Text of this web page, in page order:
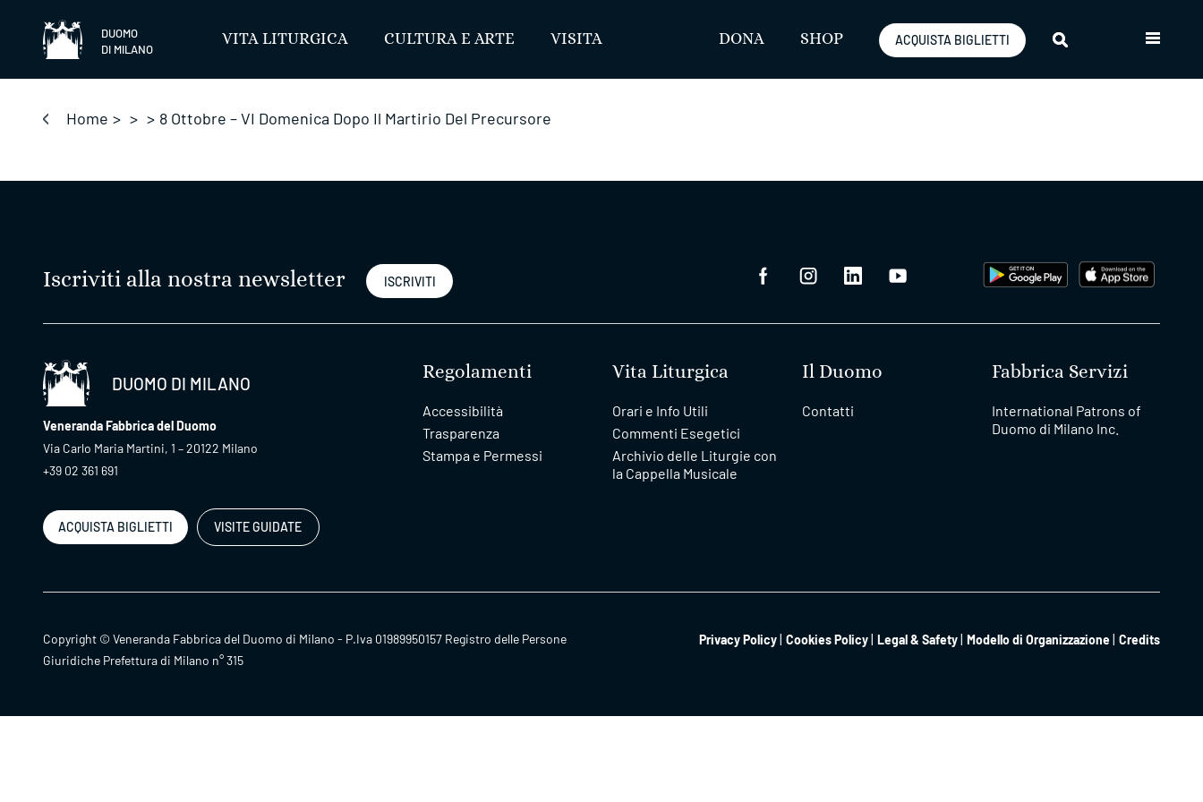
DUOMO
DI MILANO
VITA LITURGICA CULTURA E ARTE VISITA DONA SHOP ACQUISTA BIGLIETTI
Home > > > 8 Ottobre – VI Domenica Dopo Il Martirio Del Precursore
Iscriviti alla nostra newsletter ISCRIVITI
DUOMO DI MILANO
Veneranda Fabbrica del Duomo
Via Carlo Maria Martini, 1 – 20122 Milano
+39 02 361 691
ACQUISTA BIGLIETTI VISITE GUIDATE
Regolamenti
Accessibilità
Trasparenza
Stampa e Permessi
Vita Liturgica
Orari e Info Utili
Commenti Esegetici
Archivio delle Liturgie con
la Cappella Musicale
Il Duomo
Contatti
Fabbrica Servizi
International Patrons of
Duomo di Milano Inc.
Copyright © Veneranda Fabbrica del Duomo di Milano - P.Iva 01989950157 Registro delle Persone
Giuridiche Prefettura di Milano n° 315
Privacy Policy Cookies Policy Legal & Safety Modello di Organizzazione Credits